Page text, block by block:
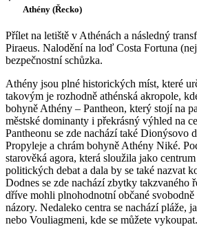
Athény (Řecko)
Přílet na letiště v Athénách a následný
Piraeus. Nalodění na loď Costa Fortuna
bezpečnostní schůzka.
Athény jsou plné historických míst, které
takovým je rozhodně athénská akropole,
bohyně Athény – Pantheon, který stojí na
městské dominanty i překrásný výhled na
Pantheonu se zde nachází také Dionýsovo
Propyleje a chrám bohyně Athény Niké.
starověká agora, která sloužila jako
politických debat a dala by se také nazvat
Dodnes se zde nachází zbytky takzvaného
dříve mohli plnohodnotní občané
názory. Nedaleko centra se nachází pláže,
nebo Vouliagmeni, kde se můžete vykoupat.